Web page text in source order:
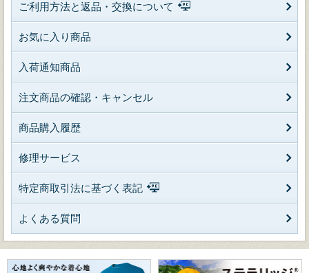
ご利用方法と返品・交換について
お気に入り商品
入荷通知商品
注文商品の確認・キャンセル
商品購入履歴
修理サービス
特定商取引法に基づく表記
よくある質問